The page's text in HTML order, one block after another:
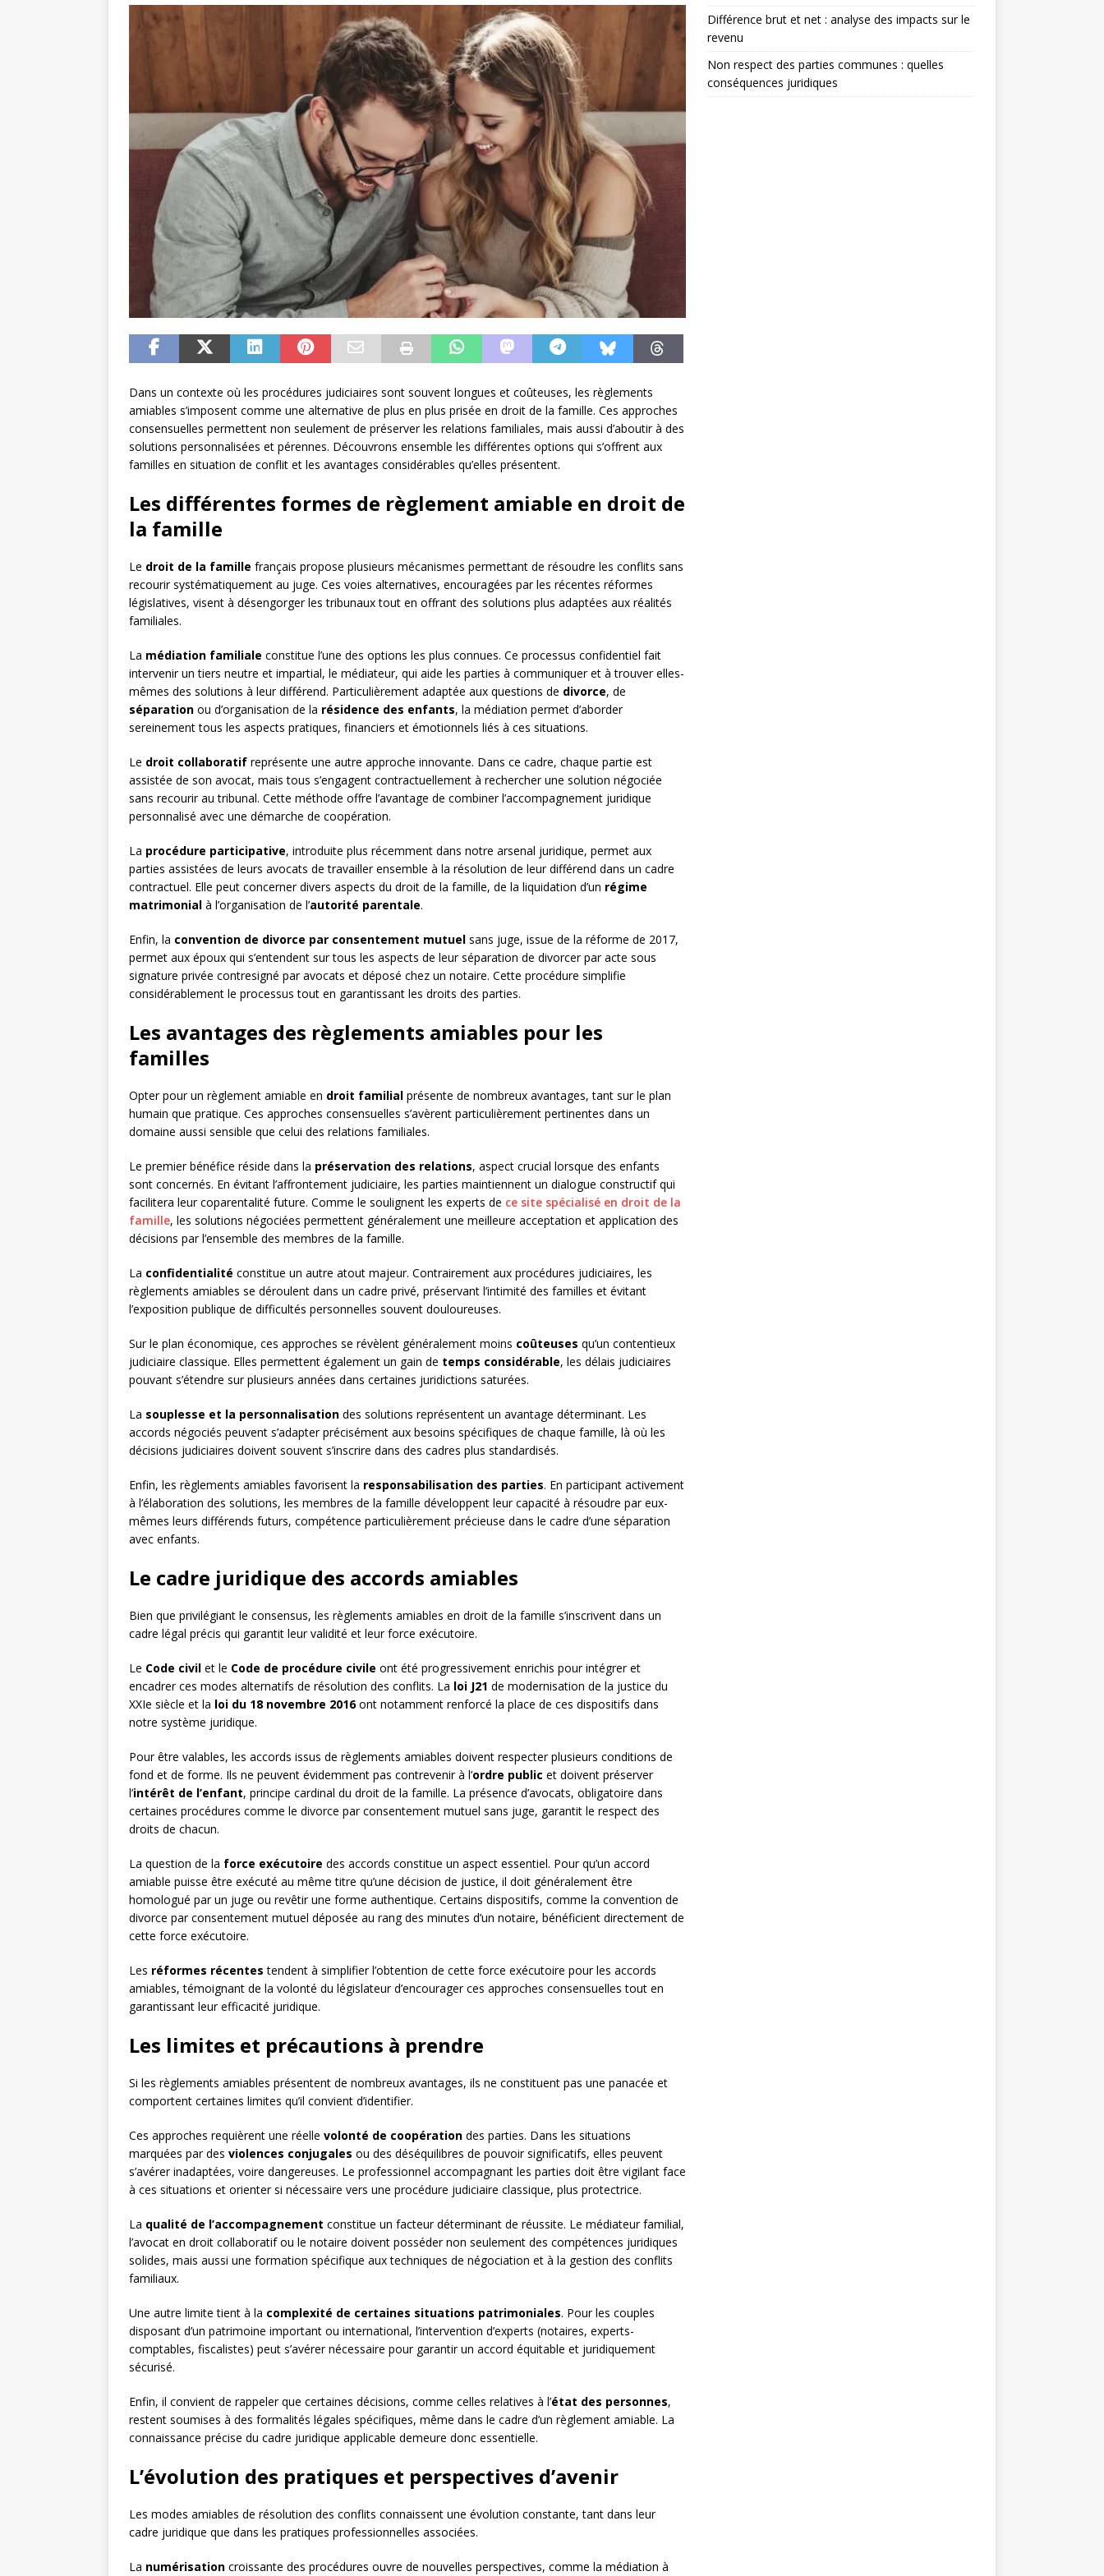
Dans un contexte où les procédures judiciaires sont souvent longues et coûteuses, les règlements
amiables s’imposent comme une alternative de plus en plus prisée en droit de la famille. Ces approches
consensuelles permettent non seulement de préserver les relations familiales, mais aussi d’aboutir à des
solutions personnalisées et pérennes. Découvrons ensemble les différentes options qui s’offrent aux
familles en situation de conflit et les avantages considérables qu’elles présentent.
Les différentes formes de règlement amiable en droit de
la famille
Le droit de la famille français propose plusieurs mécanismes permettant de résoudre les conflits sans
recourir systématiquement au juge. Ces voies alternatives, encouragées par les récentes réformes
législatives, visent à désengorger les tribunaux tout en offrant des solutions plus adaptées aux réalités
familiales.
La médiation familiale constitue l’une des options les plus connues. Ce processus confidentiel fait
intervenir un tiers neutre et impartial, le médiateur, qui aide les parties à communiquer et à trouver elles-
mêmes des solutions à leur différend. Particulièrement adaptée aux questions de divorce, de
séparation ou d’organisation de la résidence des enfants, la médiation permet d’aborder
sereinement tous les aspects pratiques, financiers et émotionnels liés à ces situations.
Le droit collaboratif représente une autre approche innovante. Dans ce cadre, chaque partie est
assistée de son avocat, mais tous s’engagent contractuellement à rechercher une solution négociée
sans recourir au tribunal. Cette méthode offre l’avantage de combiner l’accompagnement juridique
personnalisé avec une démarche de coopération.
La procédure participative, introduite plus récemment dans notre arsenal juridique, permet aux
parties assistées de leurs avocats de travailler ensemble à la résolution de leur différend dans un cadre
contractuel. Elle peut concerner divers aspects du droit de la famille, de la liquidation d’un régime
matrimonial à l’organisation de l’autorité parentale.
Enfin, la convention de divorce par consentement mutuel sans juge, issue de la réforme de 2017,
permet aux époux qui s’entendent sur tous les aspects de leur séparation de divorcer par acte sous
signature privée contresigné par avocats et déposé chez un notaire. Cette procédure simplifie
considérablement le processus tout en garantissant les droits des parties.
Les avantages des règlements amiables pour les
familles
Opter pour un règlement amiable en droit familial présente de nombreux avantages, tant sur le plan
humain que pratique. Ces approches consensuelles s’avèrent particulièrement pertinentes dans un
domaine aussi sensible que celui des relations familiales.
Le premier bénéfice réside dans la préservation des relations, aspect crucial lorsque des enfants
sont concernés. En évitant l’affrontement judiciaire, les parties maintiennent un dialogue constructif qui
facilitera leur coparentalité future. Comme le soulignent les experts de ce site spécialisé en droit de la
famille, les solutions négociées permettent généralement une meilleure acceptation et application des
décisions par l’ensemble des membres de la famille.
La confidentialité constitue un autre atout majeur. Contrairement aux procédures judiciaires, les
règlements amiables se déroulent dans un cadre privé, préservant l’intimité des familles et évitant
l’exposition publique de difficultés personnelles souvent douloureuses.
Sur le plan économique, ces approches se révèlent généralement moins coûteuses qu’un contentieux
judiciaire classique. Elles permettent également un gain de temps considérable, les délais judiciaires
pouvant s’étendre sur plusieurs années dans certaines juridictions saturées.
La souplesse et la personnalisation des solutions représentent un avantage déterminant. Les
accords négociés peuvent s’adapter précisément aux besoins spécifiques de chaque famille, là où les
décisions judiciaires doivent souvent s’inscrire dans des cadres plus standardisés.
Enfin, les règlements amiables favorisent la responsabilisation des parties. En participant activement
à l’élaboration des solutions, les membres de la famille développent leur capacité à résoudre par eux-
mêmes leurs différends futurs, compétence particulièrement précieuse dans le cadre d’une séparation
avec enfants.
Le cadre juridique des accords amiables
Bien que privilégiant le consensus, les règlements amiables en droit de la famille s’inscrivent dans un
cadre légal précis qui garantit leur validité et leur force exécutoire.
Le Code civil et le Code de procédure civile ont été progressivement enrichis pour intégrer et
encadrer ces modes alternatifs de résolution des conflits. La loi J21 de modernisation de la justice du
XXIe siècle et la loi du 18 novembre 2016ont notamment renforcé la place de ces dispositifs dans
notre système juridique.
Pour être valables, les accords issus de règlements amiables doivent respecter plusieurs conditions de
fond et de forme. Ils ne peuvent évidemment pas contrevenir à l’ordre public et doivent préserver
l’intérêt de l’enfant, principe cardinal du droit de la famille. La présence d’avocats, obligatoire dans
certaines procédures comme le divorce par consentement mutuel sans juge, garantit le respect des
droits de chacun.
La question de la force exécutoire des accords constitue un aspect essentiel. Pour qu’un accord
amiable puisse être exécuté au même titre qu’une décision de justice, il doit généralement être
homologué par un juge ou revêtir une forme authentique. Certains dispositifs, comme la convention de
divorce par consentement mutuel déposée au rang des minutes d’un notaire, bénéficient directement de
cette force exécutoire.
Les réformes récentes tendent à simplifier l’obtention de cette force exécutoire pour les accords
amiables, témoignant de la volonté du législateur d’encourager ces approches consensuelles tout en
garantissant leur efficacité juridique.
Les limites et précautions à prendre
Si les règlements amiables présentent de nombreux avantages, ils ne constituent pas une panacée et
comportent certaines limites qu’il convient d’identifier.
Ces approches requièrent une réelle volonté de coopération des parties. Dans les situations
marquées par des violences conjugales ou des déséquilibres de pouvoir significatifs, elles peuvent
s’avérer inadaptées, voire dangereuses. Le professionnel accompagnant les parties doit être vigilant face
à ces situations et orienter si nécessaire vers une procédure judiciaire classique, plus protectrice.
La qualité de l’accompagnement constitue un facteur déterminant de réussite. Le médiateur familial,
l’avocat en droit collaboratif ou le notaire doivent posséder non seulement des compétences juridiques
solides, mais aussi une formation spécifique aux techniques de négociation et à la gestion des conflits
familiaux.
Une autre limite tient à la complexité de certaines situations patrimoniales. Pour les couples
disposant d’un patrimoine important ou international, l’intervention d’experts (notaires, experts-
comptables, fiscalistes) peut s’avérer nécessaire pour garantir un accord équitable et juridiquement
sécurisé.
Enfin, il convient de rappeler que certaines décisions, comme celles relatives à l’état des personnes,
restent soumises à des formalités légales spécifiques, même dans le cadre d’un règlement amiable. La
connaissance précise du cadre juridique applicable demeure donc essentielle.
L’évolution des pratiques et perspectives d’avenir
Les modes amiables de résolution des conflits connaissent une évolution constante, tant dans leur
cadre juridique que dans les pratiques professionnelles associées.
La numérisation croissante des procédures ouvre de nouvelles perspectives, comme la médiation à
Différence brut et net : analyse des impacts sur le
revenu
Non respect des parties communes : quelles
conséquences juridiques